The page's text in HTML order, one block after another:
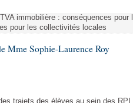
immobilière : conséquences
pour les collectivités locales
Mme Sophie-Laurence Roy
trajets des élèves au sein des